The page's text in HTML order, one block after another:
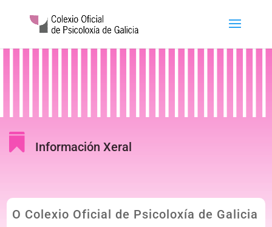
 Información Xeral
O Colexio Oficial de Psicoloxía de Galicia